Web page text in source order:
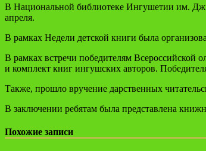
В Национальной библиотеке Ингушетии им.
апреля.
В рамках Недели детской книги была
В рамках встречи победителям
и комплект книг ингушских авторов.
Также, прошло вручение дарственных
В заключении ребятам была представлена
Похожие записи